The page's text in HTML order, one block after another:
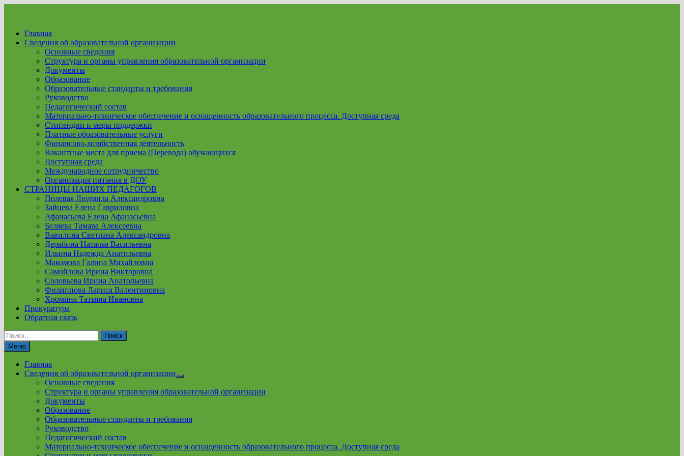
Главная
Сведения об образовательной организации
Основные сведения
Структура и органы управления образовательной организации
Документы
Образование
Образовательные стандарты и требования
Руководство
Педагогический состав
Материально-техническое обеспечение и оснащенность образовательного процесса. Доступная среда
Стипендии и меры поддержки
Платные образовательные услуги
Финансово-хозяйственная деятельность
Вакантные места для приема (Перевода) обучающихся
Доступная среда
Международное сотрудничество
Организация питания в ДОУ
СТРАНИЦЫ НАШИХ ПЕДАГОГОВ
Полевая Людмила Александровна
Зайцева Елена Гавриловна
Афанасьева Елена Афанасьевна
Беляева Тамара Алексеевна
Вавилина Светлана Александровна
Дерябина Наталья Васильевна
Ильина Надежда Анатольевна
Макомова Галина Михайловна
Самойлова Ирина Викторовна
Соловьева Ирина Анатольевна
Филиппова Лариса Валентиновна
Хромина Татьяна Ивановна
Прокуратура
Обратная связь
Найти:
Меню
Главная
Сведения об образовательной организации
Show
menu
Основные сведения
Структура и органы управления образовательной организации
Документы
Образование
Образовательные стандарты и требования
Руководство
Педагогический состав
Материально-техническое обеспечение и оснащенность образовательного процесса. Доступная среда